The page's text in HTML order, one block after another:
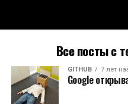
Все посты с
GITHUB 7 лет
Google